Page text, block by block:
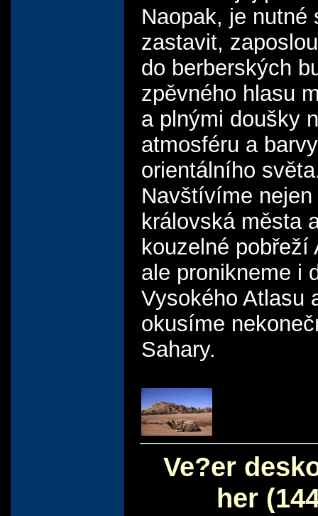
Naopak, je nutné
zastavit,
do berberských
zpěvného hlasu
a plnými doušky
atmosféru a barvy
orientálního
Navštívíme nejen
královská města
kouzelné pobřeží
ale pronikneme i
Vysokého Atlasu
okusíme
Sahary.
Ve?er
her